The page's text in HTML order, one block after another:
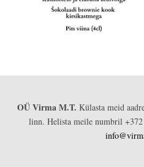
OÜ Virma M.T. Külasta meid
linn. Helista meile numbril